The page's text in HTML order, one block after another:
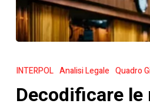
le
modifiche
INTERPOL Analisi Legale Quadro
Decodificare le